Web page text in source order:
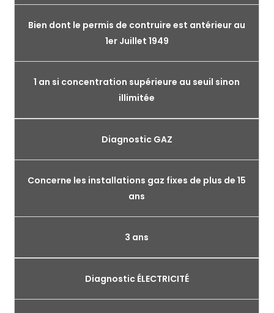
Bien dont le permis de contruire est antérieur au
1er Juillet 1949
1 an si concentration supérieure au seuil sinon
illimitée
Diagnostic GAZ
Concerne les installations gaz fixes de plus de 15
ans
3 ans
Diagnostic ÉLECTRICITÉ